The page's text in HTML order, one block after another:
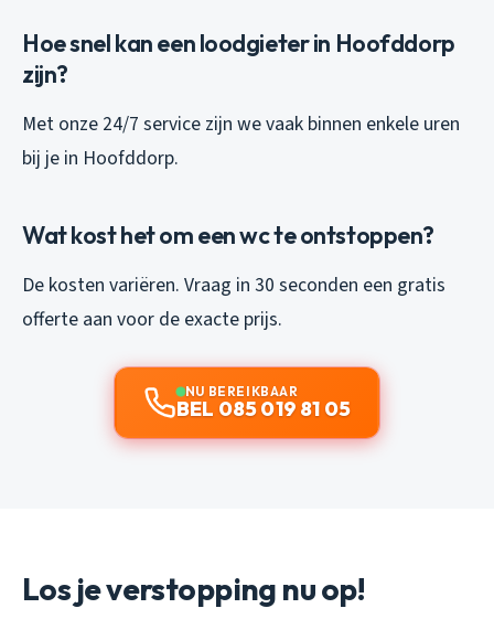
Hoe snel kan een loodgieter in Hoofddorp
zijn?
Met onze 24/7 service zijn we vaak binnen enkele uren
bij je in Hoofddorp.
Wat kost het om een wc te ontstoppen?
De kosten variëren. Vraag in 30 seconden een gratis
offerte aan voor de exacte prijs.
NU BEREIKBAAR
BEL 085 019 81 05
Los je verstopping nu op!